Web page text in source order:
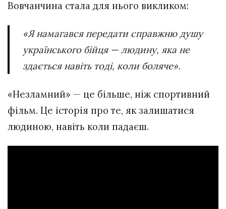
Вовчанчина стала для нього викликом:
«Я намагався передати справжню душу
українського бійця — людину, яка не
здається навіть тоді, коли боляче».
«Незламний» — це більше, ніж спортивний
фільм. Це історія про те, як залишатися
людиною, навіть коли падаєш.